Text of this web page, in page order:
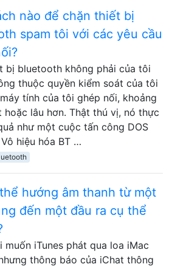
nào để chặn thiết bị
spam tôi với các yêu cầu
bị bluetooth không phải của tôi
thuộc quyền kiểm soát của tôi
tính của tôi ghép nối, khoảng
hoặc lâu hơn. Thật thú vị, nó thực
như một cuộc tấn công DOS
hiệu hóa BT …
hướng âm thanh từ một
đến một đầu ra cụ thể
muốn iTunes phát qua loa iMac
thông báo của iChat thông